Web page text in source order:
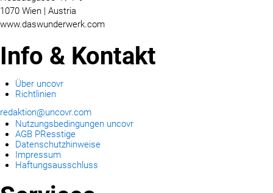
1070 Wien | Austria
www.daswunderwerk.com
Info & Kontakt
Über uncovr
Richtlinien
redaktion@uncovr.com
Nutzungsbedingungen uncovr
AGB PResstige
Datenschutzhinweise
Impressum
Haftungsausschluss